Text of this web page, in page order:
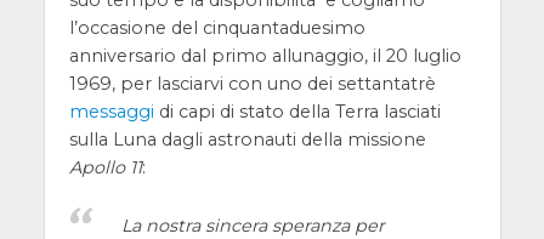
l’occasione del cinquantaduesimo
anniversario dal primo allunaggio, il 20 luglio
1969, per lasciarvi con uno dei settantatrè
messaggi di capi di stato della Terra lasciati
sulla Luna dagli astronauti della missione
Apollo 11:
La nostra sincera speranza per